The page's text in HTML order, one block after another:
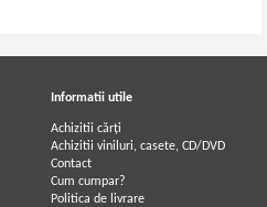
Informatii utile
Achizitii cărți
Achizitii viniluri, casete, CD/DVD
Contact
Cum cumpar?
Politica de livrare